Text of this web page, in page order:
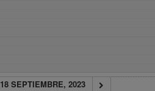
18 SEPTIEMBRE, 2023